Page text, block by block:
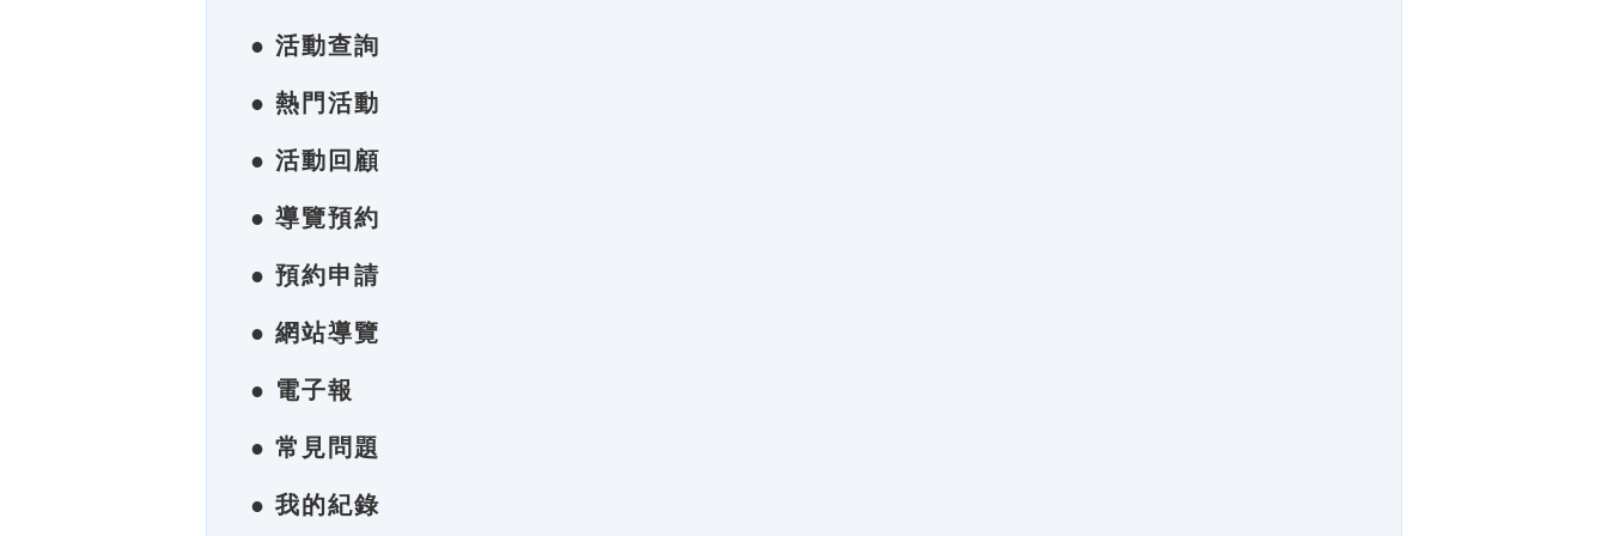
● 活動查詢
● 熱門活動
● 活動回顧
● 導覽預約
● 預約申請
● 網站導覽
● 電子報
● 常見問題
● 我的紀錄